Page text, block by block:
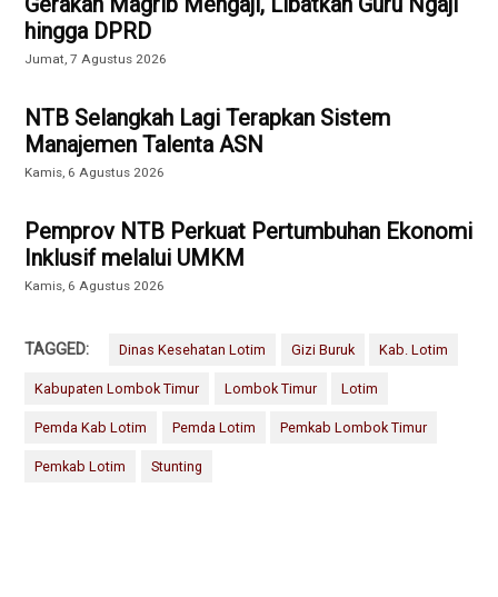
hingga DPRD
Jumat, 7 Agustus 2026
NTB Selangkah Lagi Terapkan Sistem
Manajemen Talenta ASN
Kamis, 6 Agustus 2026
Pemprov NTB Perkuat Pertumbuhan Ekonomi
Inklusif melalui UMKM
Kamis, 6 Agustus 2026
TAGGED: Dinas Kesehatan Lotim Gizi Buruk Kab. Lotim
Kabupaten Lombok Timur Lombok Timur Lotim
Pemda Kab Lotim Pemda Lotim Pemkab Lombok Timur
Pemkab Lotim Stunting